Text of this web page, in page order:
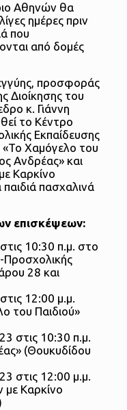
Αθηνών θα
ημέρες πριν
που
από δομές
προσφοράς
Διοίκησης του
κ. Γιάννη
το Κέντρο
Εκπαίδευσης
Χαμόγελο του
Ανδρέας» και
Καρκίνο
πασχαλινά
επισκέψεων:
10:30 π.μ. στο
28 και
12:00 μ.μ.
του Παιδιού»
στις 10:30 π.μ.
(Θουκυδίδου
στις 12:00 μ.μ.
Καρκίνο